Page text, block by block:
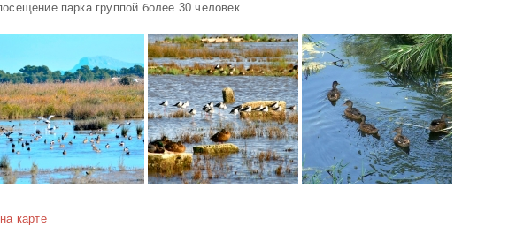
парка группой более 30 человек.
карте